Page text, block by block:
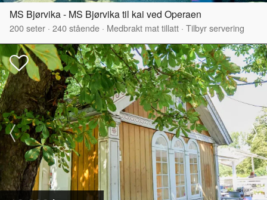
MS Bjørvika - MS Bjørvika til kai ved Operaen
200seter · 240stående · Medbrakt mat tillatt · Tilbyr servering